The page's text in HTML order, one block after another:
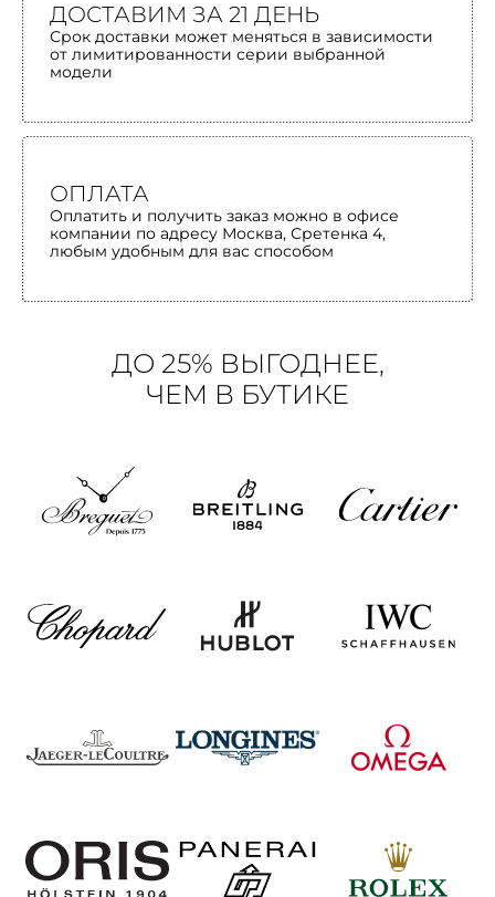
ДОСТАВИМ ЗА 21 ДЕНЬ
Срок доставки может меняться в зависимости
от лимитированности серии выбранной
модели
ОПЛАТА
Оплатить и получить заказ можно в офисе
компании по адресу Москва, Сретенка 4,
любым удобным для вас способом
ДО 25% ВЫГОДНЕЕ,
ЧЕМ В БУТИКЕ